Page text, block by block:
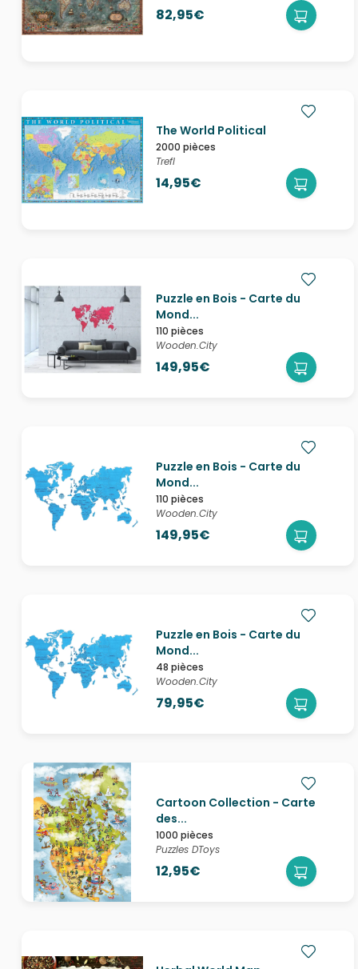
82,95€
The World Political
2000 pièces
Trefl
14,95€
Puzzle en Bois - Carte du
Mond...
110 pièces
Wooden.City
149,95€
Puzzle en Bois - Carte du
Mond...
110 pièces
Wooden.City
149,95€
Puzzle en Bois - Carte du
Mond...
48 pièces
Wooden.City
79,95€
Cartoon Collection - Carte
des...
1000 pièces
Puzzles DToys
12,95€